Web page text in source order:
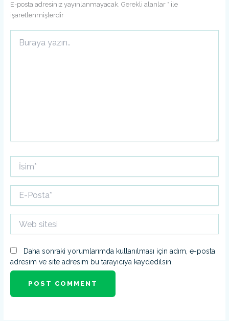
E-posta adresiniz yayınlanmayacak. Gerekli alanlar * ile
işaretlenmişlerdir
yazın..
İsim*
Posta*
sitesi
Daha sonraki yorumlarımda kullanılması için adım, e-posta
adresim ve site adresim bu tarayıcıya kaydedilsin.